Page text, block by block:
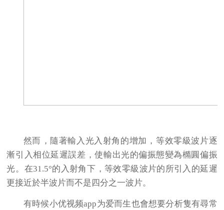
然而，隨著輸入光入射角的增加，等效零級波片逐
漸引入相位延遲誤差，使輸出光的偏振態變為橢圓偏振
光。在31.5°的入射角下，等效零級波片的所引入的延遲
更接近於半波片而不是四分之一波片。
有時候小优视频app为爱而生也會想要分析隻有尋常